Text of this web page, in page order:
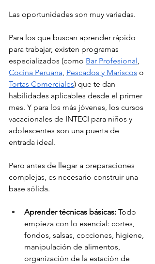
Las oportunidades son muy variadas.
Para los que buscan aprender rápido
para trabajar, existen programas
especializados (como Bar Profesional ,
Cocina Peruana, Pescados y Mariscos o
Tortas Comerciales) que te dan
habilidades aplicables desde el primer
mes. Y para los más jóvenes, los cursos
vacacionales de INTECI para niños y
adolescentes son una puerta de
entrada ideal.
Pero antes de llegar a preparaciones
complejas, es necesario construir una
base sólida.
Aprender técnicas básicas: Todo
empieza con lo esencial: cortes,
fondos, salsas, cocciones, higiene,
manipulación de alimentos,
organización de la estación de